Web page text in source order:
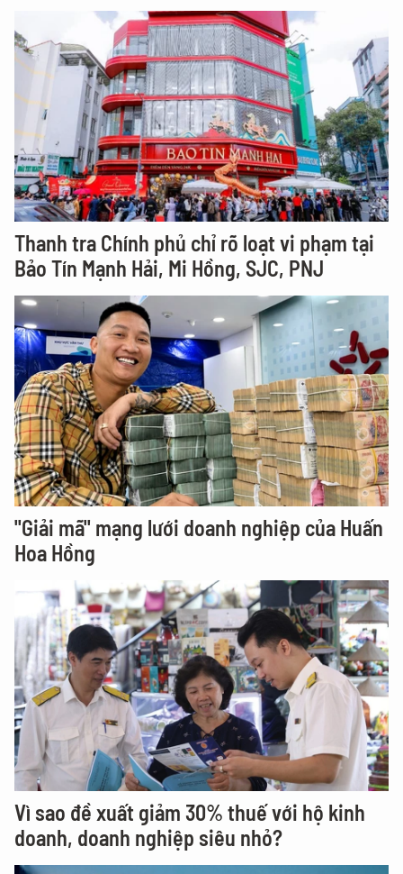
Thanh tra Chính phủ chỉ rõ loạt vi phạm tại
Bảo Tín Mạnh Hải, Mi Hồng, SJC, PNJ
"Giải mã" mạng lưới doanh nghiệp của Huấn
Hoa Hồng
Vì sao đề xuất giảm 30% thuế với hộ kinh
doanh, doanh nghiệp siêu nhỏ?